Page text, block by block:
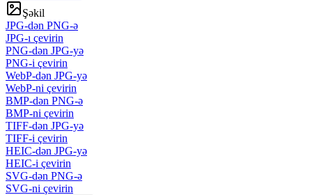
Şəkil
JPG-dən PNG-ə
JPG-ı çevirin
PNG-dən JPG-yə
PNG-i çevirin
WebP-dən JPG-yə
WebP-ni çevirin
BMP-dən PNG-ə
BMP-ni çevirin
TIFF-dən JPG-yə
TIFF-i çevirin
HEIC-dən JPG-yə
HEIC-i çevirin
SVG-dən PNG-ə
SVG-ni çevirin